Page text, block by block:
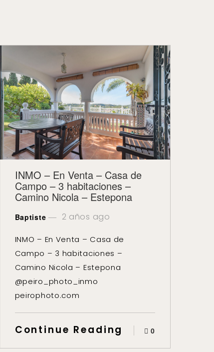
INMO – En Venta – Casa de
Campo – 3 habitaciones –
Camino Nicola – Estepona
Baptiste 2 años ago
INMO – En Venta – Casa de
Campo – 3 habitaciones –
Camino Nicola – Estepona
@peiro_photo_inmo
peirophoto.com
Continue Reading 0